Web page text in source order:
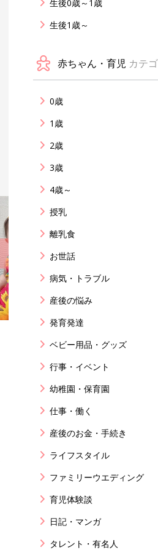
生後0歳～1歳
生後1歳～
赤ちゃん・育児 カテ
0歳
1歳
2歳
3歳
4歳～
授乳
離乳食
お世話
病気・トラブル
産後の悩み
発育発達
ベビー用品・グッズ
行事・イベント
幼稚園・保育園
仕事・働く
産後のお金・手続き
ライフスタイル
ファミリーウエディング
育児体験談
日記・マンガ
タレント・有名人